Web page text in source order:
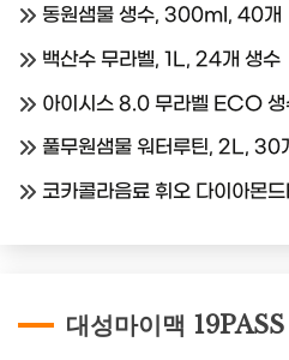
동원샘물 생수, 300ml, 40개
백산수 무라벨, 1L, 24개 생수
아이시스 8.0 무라벨 ECO
풀무원샘물 워터루틴, 2L, 30
코카콜라음료 휘오 다이아
대성마이맥